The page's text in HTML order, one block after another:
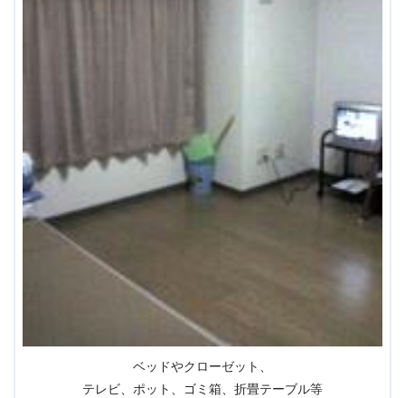
ベッドやクローゼット、
テレビ、ポット、ゴミ箱、折畳テーブル等